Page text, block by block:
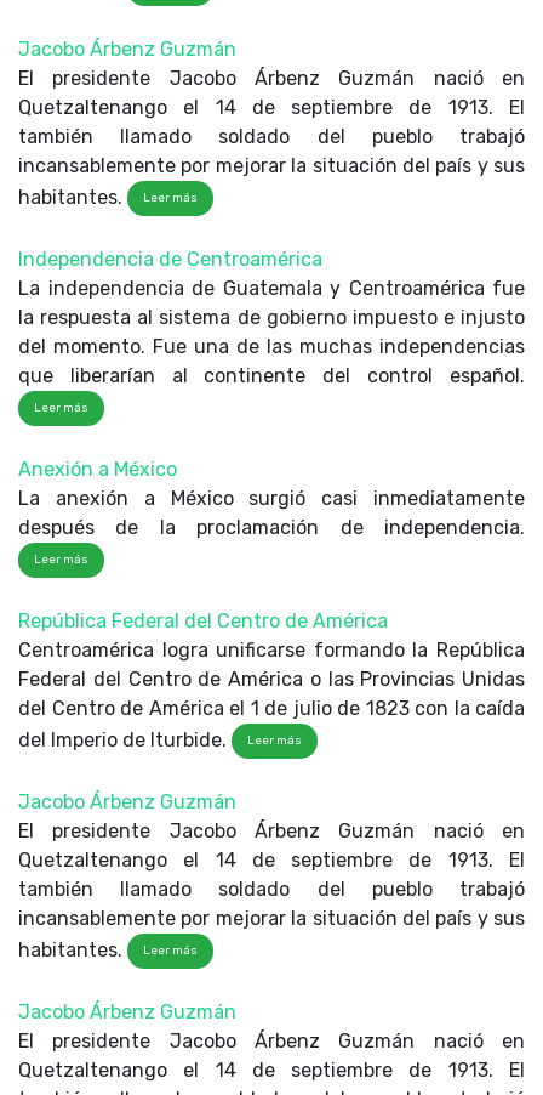
Jacobo Árbenz Guzmán
El presidente Jacobo Árbenz Guzmán nació en
Quetzaltenango el 14 de septiembre de 1913. El
también llamado soldado del pueblo trabajó
incansablemente por mejorar la situación del país y sus
habitantes.
Leer más
Independencia de Centroamérica
La independencia de Guatemala y Centroamérica fue
la respuesta al sistema de gobierno impuesto e injusto
del momento. Fue una de las muchas independencias
que liberarían al continente del control español.
Leer más
Anexión a México
La anexión a México surgió casi inmediatamente
después de la proclamación de independencia.
Leer más
República Federal del Centro de América
Centroamérica logra unificarse formando la República
Federal del Centro de América o las Provincias Unidas
del Centro de América el 1 de julio de 1823 con la caída
del Imperio de Iturbide.
Leer más
Jacobo Árbenz Guzmán
El presidente Jacobo Árbenz Guzmán nació en
Quetzaltenango el 14 de septiembre de 1913. El
también llamado soldado del pueblo trabajó
incansablemente por mejorar la situación del país y sus
habitantes.
Leer más
Jacobo Árbenz Guzmán
El presidente Jacobo Árbenz Guzmán nació en
Quetzaltenango el 14 de septiembre de 1913. El